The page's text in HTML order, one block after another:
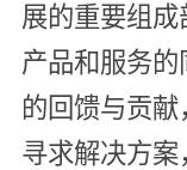
展的重要组
产品和服务
的回馈与贡
寻求解决方